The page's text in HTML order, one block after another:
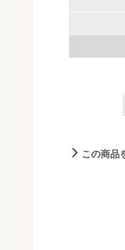
この商品